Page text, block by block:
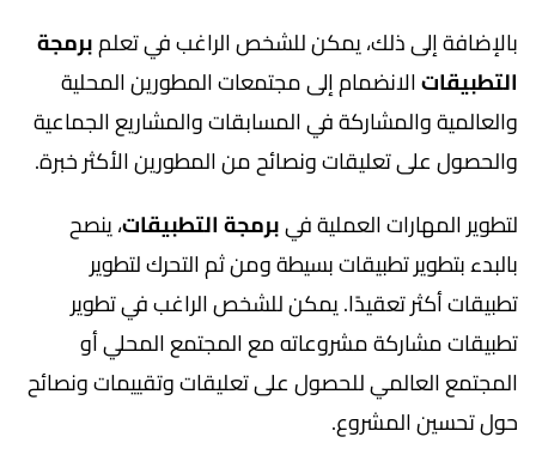
بالإضافة إلى ذلك، يمكن للشخص الراغب في تعلمبرمجة
التطبيقاتالانضمام إلى مجتمعات المطورين المحلية
والعالمية والمشاركة في المسابقات والمشاريع الجماعية
والحصول على تعليقات ونصائح من المطورين الأكثر خبرة.
لتطوير المهارات العملية فيبرمجة التطبيقات، ينصح
بالبدء بتطوير تطبيقات بسيطة ومن ثم التحرك لتطوير
تطبيقات أكثر تعقيدًا. يمكن للشخص الراغب في تطوير
تطبيقات مشاركة مشروعاته مع المجتمع المحلي أو
المجتمع العالمي للحصول على تعليقات وتقييمات ونصائح
حول تحسين المشروع.